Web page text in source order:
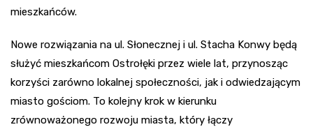
mieszkańców.
Nowe rozwiązania na ul. Słonecznej i ul. Stacha Konwy będą
służyć mieszkańcom Ostrołęki przez wiele lat, przynosząc
korzyści zarówno lokalnej społeczności, jak i odwiedzającym
miasto gościom. To kolejny krok w kierunku
zrównoważonego rozwoju miasta, który łączy